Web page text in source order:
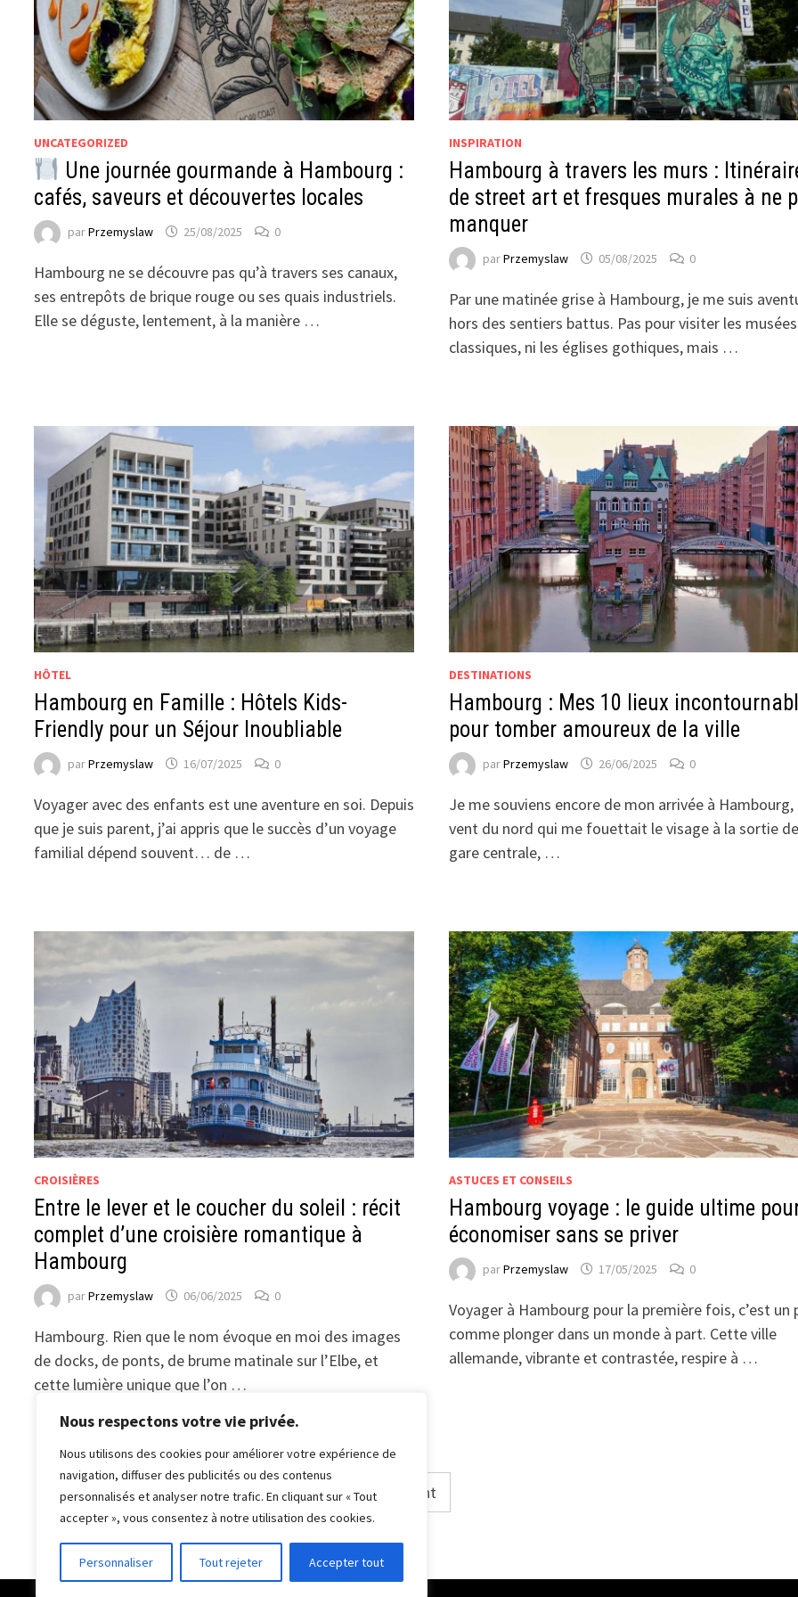
Nous respectons votre vie privée.
Nous utilisons des cookies pour améliorer votre expérience de
navigation, diffuser des publicités ou des contenus
personnalisés et analyser notre trafic. En cliquant sur « Tout
accepter », vous consentez à notre utilisation des cookies.
Personnaliser Tout rejeter Accepter tout
UNCATEGORIZED
Une journée gourmande à Hambourg :
cafés, saveurs et découvertes locales
parPrzemyslaw 25/08/2025 0
Hambourg ne se découvre pas qu’à travers ses canaux,
ses entrepôts de brique rouge ou ses quais industriels.
Elle se déguste, lentement, à la manière …
INSPIRATION
Hambourg à travers les murs :
de street art et fresques murales à ne
manquer
parPrzemyslaw 05/08/2025 0
Par une matinée grise à Hambourg, je me suis
hors des sentiers battus. Pas pour visiter les musées
classiques, ni les églises gothiques, mais …
HÔTEL
Hambourg en Famille : Hôtels Kids-
Friendly pour un Séjour Inoubliable
parPrzemyslaw 16/07/2025 0
Voyager avec des enfants est une aventure en soi. Depuis
que je suis parent, j’ai appris que le succès d’un voyage
familial dépend souvent… de …
DESTINATIONS
Hambourg : Mes 10 lieux
pour tomber amoureux de la ville
parPrzemyslaw 26/06/2025 0
Je me souviens encore de mon arrivée à Hambourg,
vent du nord qui me fouettait le visage à la sortie
gare centrale, …
CROISIÈRES
Entre le lever et le coucher du soleil : récit
complet d’une croisière romantique à
Hambourg
parPrzemyslaw 06/06/2025 0
Hambourg. Rien que le nom évoque en moi des images
de docks, de ponts, de brume matinale sur l’Elbe, et
cette lumière unique que l’on …
ASTUCES ET CONSEILS
Hambourg voyage : le guide ultime
économiser sans se priver
parPrzemyslaw 17/05/2025 0
Voyager à Hambourg pour la première fois, c’est un
comme plonger dans un monde à part. Cette ville
allemande, vibrante et contrastée, respire à …
Pagination
des
publications
Précédent 1 2 3 … 14 Suivant